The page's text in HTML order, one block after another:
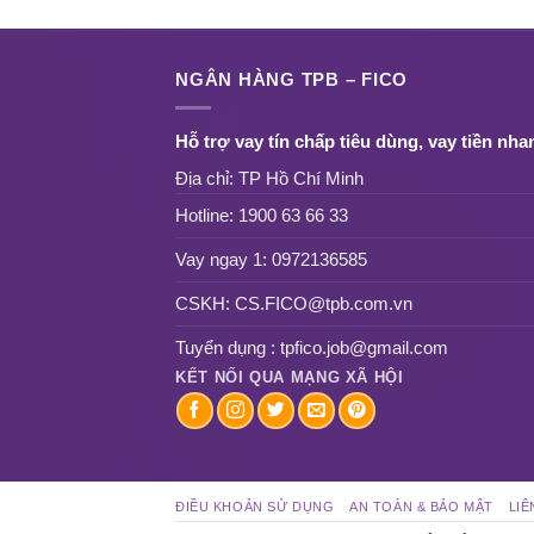
NGÂN HÀNG TPB – FICO
Hỗ trợ vay tín chấp tiêu dùng, vay tiền
Địa chỉ: TP Hồ Chí Minh
Hotline: 1900 63 66 33
Vay ngay 1: 0972136585
CSKH: CS.FICO@tpb.com.vn
Tuyển dụng : tpfico.job@gmail.com
KẾT NỐI QUA MẠNG XÃ HỘI
ĐIỀU KHOẢN SỬ DỤNG AN TOÀN & BẢO MẬT